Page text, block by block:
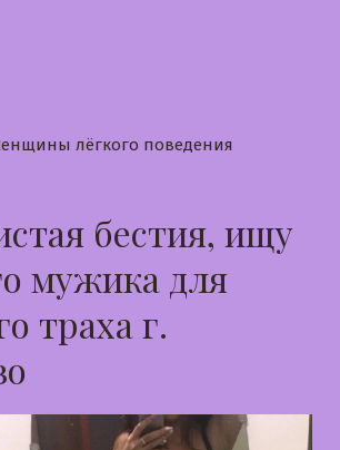
лёгкого поведения
бестия, ищу
мужика для
траха г.